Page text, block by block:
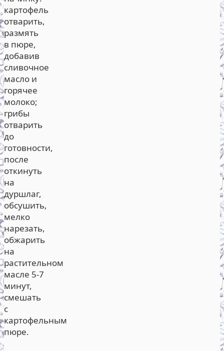
картофель
отварить,
размять
в пюре,
добавив
сливочное
масло и
горячее
молоко;
грибы
отварить
до
готовности,
после
откинуть
на
дуршлаг,
обсушить,
мелко
нарезать,
обжарить
на
растительном
масле 5-7
минут,
смешать
с
картофельным
пюре.